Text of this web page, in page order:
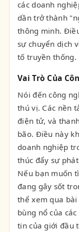
các doanh
dần trở thành
thông minh.
sự chuyển dịch
tố truyền thống.
Vai Trò Của
Nói đến công
thú vị. Các nền
điện tử, và
bão. Điều này
doanh nghiệp
thúc đẩy sự
Nếu bạn muốn
đang gây sốt
thể xem qua
bùng nổ của
tin của giới đầu